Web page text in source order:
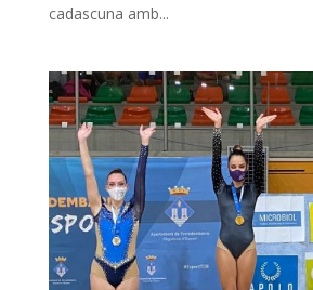
cadascuna amb...